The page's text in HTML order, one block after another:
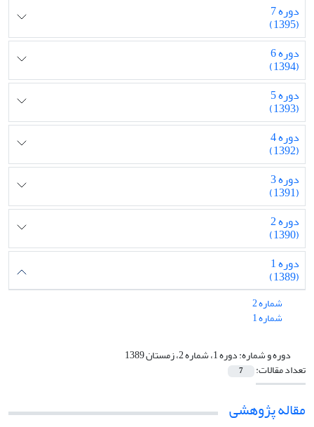
دوره 7
(1395)
دوره 6
(1394)
دوره 5
(1393)
دوره 4
(1392)
دوره 3
(1391)
دوره 2
(1390)
دوره 1
(1389)
شماره 2
شماره 1
دوره و شماره:دوره 1، شماره 2، زمستان 1389
تعداد مقالات: 7
مقاله پژوهشی